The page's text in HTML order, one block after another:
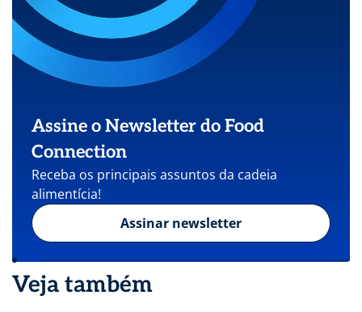
Assine o Newsletter do Food
Connection
Receba os principais assuntos da cadeia
alimentícia!
Assinar newsletter
Veja também